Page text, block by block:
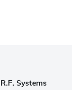
R.F. Systems